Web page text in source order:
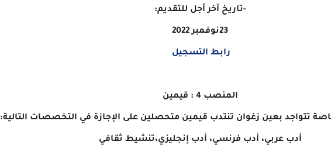
-تاريخ آخر أجل للتقديم:
23نوفمبر 2022
رابط التسجيل
المنصب 4 : قيمين
تتواجد بعين زغوان تنتدب قيمين متحصلين على الإجازة في التخصصات التالية:
أدب عربي، أدب فرنسي، أدب إنجليزي،تنشيط ثقافي